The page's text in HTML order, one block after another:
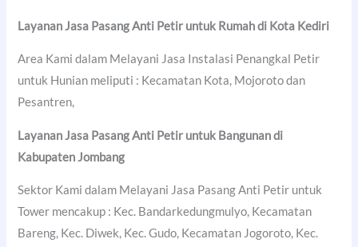
Layanan Jasa Pasang Anti Petir untuk Rumah di Kota Kediri
Area Kami dalam Melayani Jasa Instalasi Penangkal Petir
untuk Hunian meliputi : Kecamatan Kota, Mojoroto dan
Pesantren,
Layanan Jasa Pasang Anti Petir untuk Bangunan di
Kabupaten Jombang
Sektor Kami dalam Melayani Jasa Pasang Anti Petir untuk
Tower mencakup : Kec. Bandarkedungmulyo, Kecamatan
Bareng, Kec. Diwek, Kec. Gudo, Kecamatan Jogoroto, Kec.